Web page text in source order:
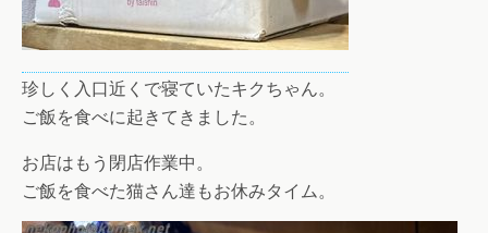
珍しく入口近くで寝ていたキクちゃん。
ご飯を食べに起きてきました。
お店はもう閉店作業中。
ご飯を食べた猫さん達もお休みタイム。